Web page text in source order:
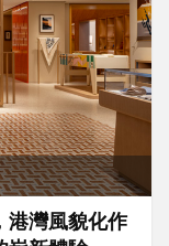
港灣風貌化作